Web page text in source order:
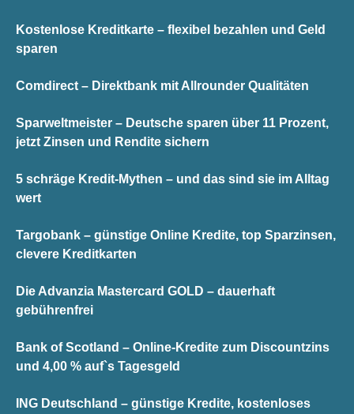
Kostenlose Kreditkarte – flexibel bezahlen und Geld
sparen
Comdirect – Direktbank mit Allrounder Qualitäten
Sparweltmeister – Deutsche sparen über 11 Prozent,
jetzt Zinsen und Rendite sichern
5 schräge Kredit-Mythen – und das sind sie im Alltag
wert
Targobank – günstige Online Kredite, top Sparzinsen,
clevere Kreditkarten
Die Advanzia Mastercard GOLD – dauerhaft
gebührenfrei
Bank of Scotland – Online-Kredite zum Discountzins
und 4,00 % auf`s Tagesgeld
ING Deutschland – günstige Kredite, kostenloses